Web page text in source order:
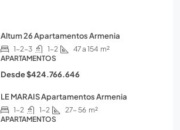
Altum 26 Apartamentos Armenia
1-2-3 1-2 47 a 154 m²
APARTAMENTOS
Desde$424.766.646
LE MARAIS Apartamentos Armenia
1-2 1-2 27- 56 m²
APARTAMENTOS